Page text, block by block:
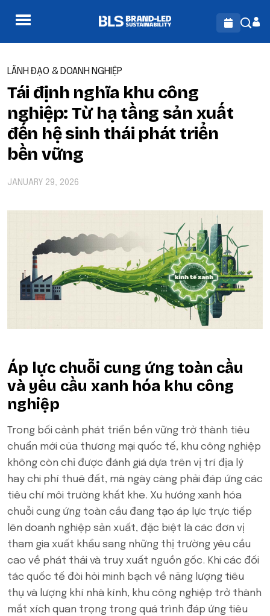
LÃNH ĐẠO & DOANH NGHIỆP
Tái định nghĩa khu công
nghiệp: Từ hạ tầng sản xuất
đến hệ sinh thái phát triển
bền vững
JANUARY 29, 2026
Áp lực chuỗi cung ứng toàn cầu
và yêu cầu xanh hóa khu công
nghiệp
Trong bối cảnh phát triển bền vững trở thành tiêu
chuẩn mới của thương mại quốc tế, khu công nghiệp
không còn chỉ được đánh giá dựa trên vị trí địa lý
hay chi phí thuê đất, mà ngày càng phải đáp ứng các
tiêu chí môi trường khắt khe. Xu hướng xanh hóa
chuỗi cung ứng toàn cầu đang tạo áp lực trực tiếp
lên doanh nghiệp sản xuất, đặc biệt là các đơn vị
tham gia xuất khẩu sang những thị trường yêu cầu
cao về phát thải và truy xuất nguồn gốc. Khi các đối
tác quốc tế đòi hỏi minh bạch về năng lượng tiêu
thụ và lượng khí nhà kính, khu công nghiệp trở thành
mắt xích quan trọng trong quá trình đáp ứng tiêu